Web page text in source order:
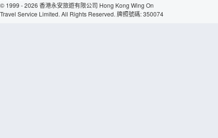
© 1999 - 2026 香港永安旅遊有限公司 Hong Kong Wing On
Travel Service Limited. All Rights Reserved. 牌照號碼: 350074